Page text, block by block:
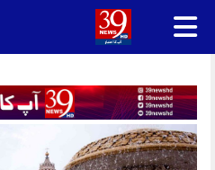
Skip
content